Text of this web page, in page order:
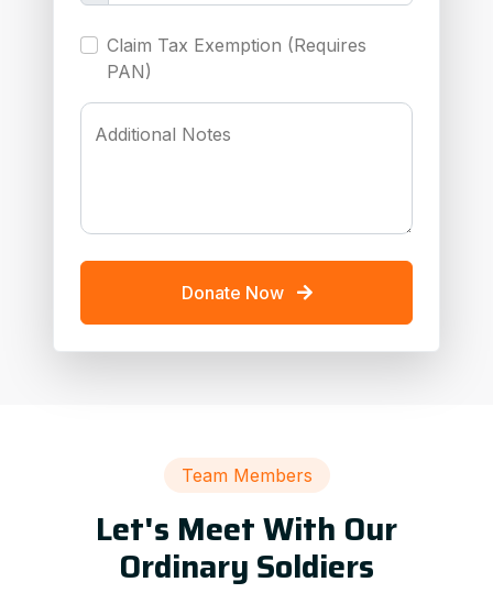
Claim Tax Exemption (Requires
PAN)
Additional Notes
Donate Now
Team Members
Let's Meet With Our
Ordinary Soldiers